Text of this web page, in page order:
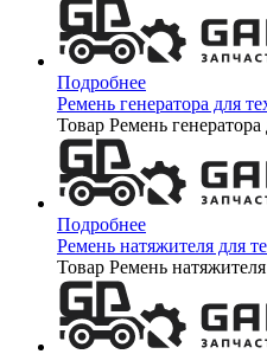
Подробнее
Ремень генератора для
Товар Ремень
Подробнее
Ремень натяжителя для
Товар Ремень